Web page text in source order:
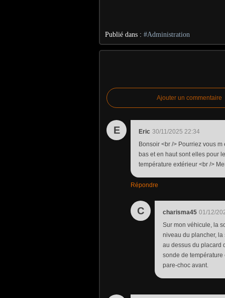
Publié dans : #Administration
Ajouter un commentaire
E Eric 30/11/2025 22:34
Bonsoir <br /> Pourriez vous
bas et en haut sont elles pour
température extérieur <br />
Répondre
C charisma45 01/12/
Sur mon véhicule, la
niveau du plancher,
au dessus du placard
sonde de
pare-choc avant.